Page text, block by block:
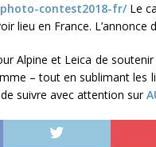
contest2018-fr/Le
lieu en France.
Alpine et Leica de
– tout en sublimant les
suivre avec attention sur